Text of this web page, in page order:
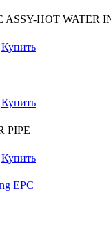
ASSY-HOT WATER
Купить
Купить
PIPE
Купить
EPC